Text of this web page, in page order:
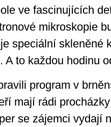
ve fascinujících
mikroskopie
speciální skleněné
to každou hodinu
program v
mají rádi
se zájemci vydají